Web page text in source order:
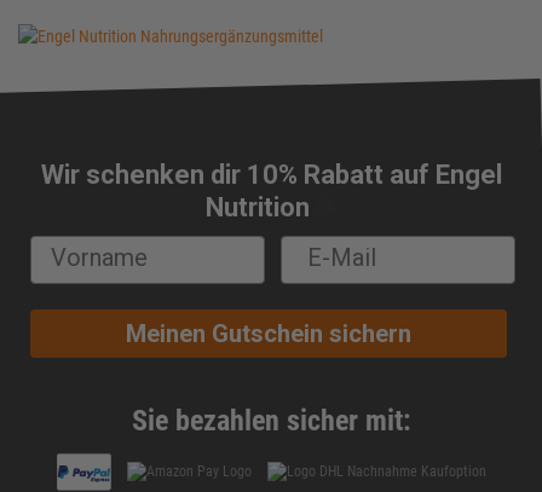
Carbs
Carnitin
Cholesterin
Chrom
Cluster Dextrin®
Conjugierte Linolsäure (CLA)
Creatin HCL
Wir schenken dir 10% Rabatt auf Engel
Nutrition
Meinen Gutschein sichern
Sie bezahlen sicher mit: